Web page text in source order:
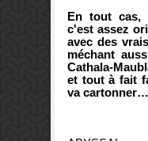
En tout cas,
c'est assez
avec des
méchant
Cathala-
et tout à fait
va cartonner…